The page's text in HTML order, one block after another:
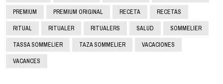
PREMIUM PREMIUM ORIGINAL RECETA RECETAS
RITUAL RITUALER RITUALERS SALUD SOMMELIER
TASSA SOMMELIER TAZA SOMMELIER VACACIONES
VACANCES